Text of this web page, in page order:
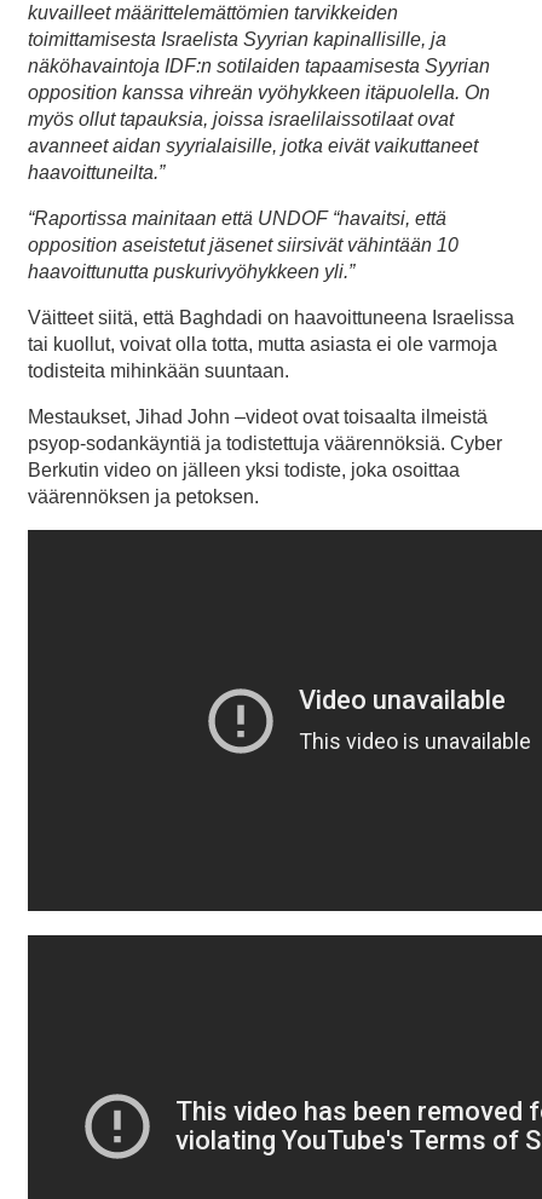
kuvailleet määrittelemättömien tarvikkeiden
toimittamisesta Israelista Syyrian kapinallisille, ja
näköhavaintoja IDF:n sotilaiden tapaamisesta Syyrian
opposition kanssa vihreän vyöhykkeen itäpuolella. On
myös ollut tapauksia, joissa israelilaissotilaat ovat
avanneet aidan syyrialaisille, jotka eivät vaikuttaneet
haavoittuneilta.”
“Raportissa mainitaan että UNDOF “havaitsi, että
opposition aseistetut jäsenet siirsivät vähintään 10
haavoittunutta puskurivyöhykkeen yli.”
Väitteet siitä, että Baghdadi on haavoittuneena Israelissa
tai kuollut, voivat olla totta, mutta asiasta ei ole varmoja
todisteita mihinkään suuntaan.
Mestaukset, Jihad John –videot ovat toisaalta ilmeistä
psyop-sodankäyntiä ja todistettuja väärennöksiä. Cyber
Berkutin video on jälleen yksi todiste, joka osoittaa
väärennöksen ja petoksen.